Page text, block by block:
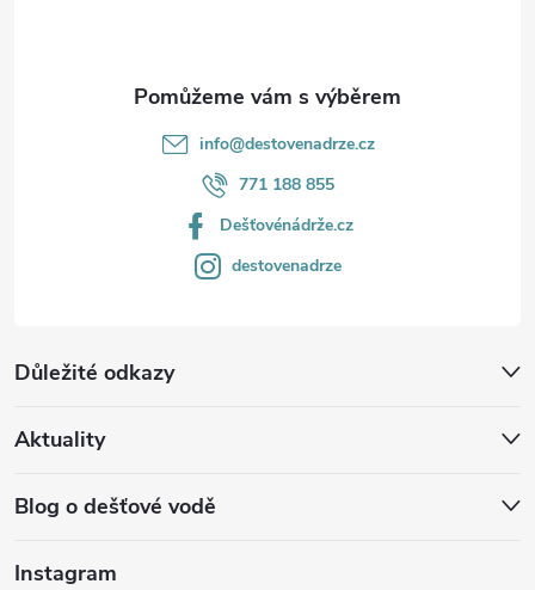
Důležité odkazy
Aktuality
Blog o dešťové vodě
info@destovenadrze.cz
771 188 855
Dešťovénádrže.cz
destovenadrze
Instagram